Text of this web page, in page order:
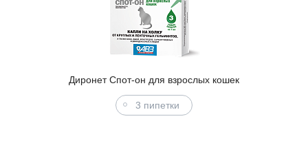
Диронет Спот-он для взрослых кошек
3 пипетки